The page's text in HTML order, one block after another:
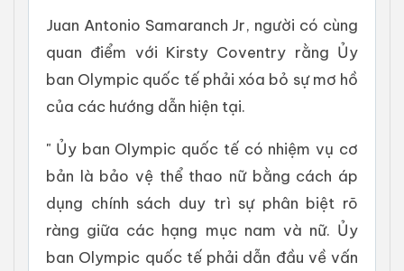
Juan Antonio Samaranch Jr, người có cùng
quan điểm với Kirsty Coventry rằng Ủy
ban Olympic quốc tế phải xóa bỏ sự mơ hồ
của các hướng dẫn hiện tại.
" Ủy ban Olympic quốc tế có nhiệm vụ cơ
bản là bảo vệ thể thao nữ bằng cách áp
dụng chính sách duy trì sự phân biệt rõ
ràng giữa các hạng mục nam và nữ. Ủy
ban Olympic quốc tế phải dẫn đầu về vấn